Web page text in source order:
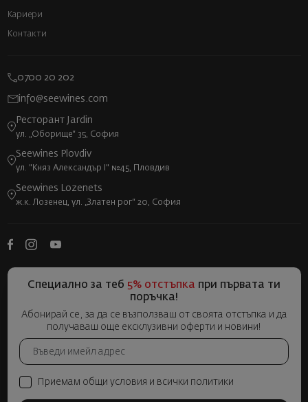
Кариери
Контакти
0700 20 202
info@seewines.com
Ресторант Jardin
ул. „Оборище“ 35, София
Seewines Plovdiv
ул. "Княз Александър I" №45, Пловдив
Seewines Lozenets
ж.к. Лозенец, ул. „Златен рог“ 20, София
Специално за теб 5% отстъпка при първата ти
поръчка!
Абонирай се, за да се възползваш от своята отстъпка и да
получаваш още ексклузивни оферти и новини!
Приемам общи условия и всички политики